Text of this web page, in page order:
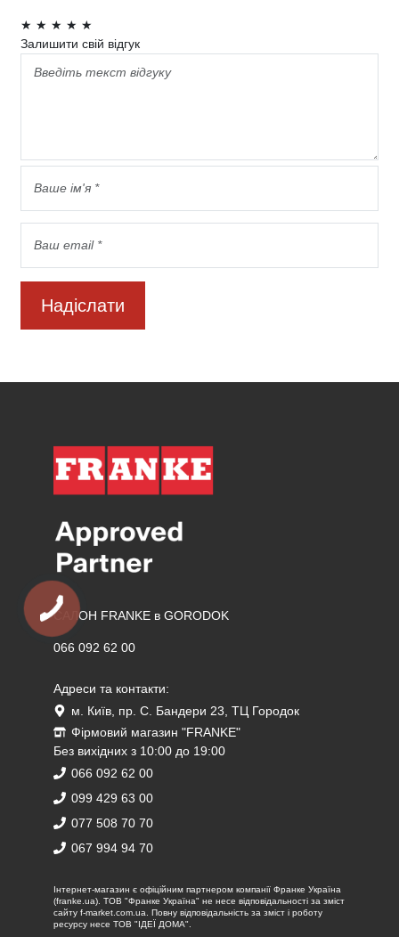
★ ★ ★ ★ ★
Залишити свій відгук
Надіслати
САЛОН FRANKE в GORODOK
066 092 62 00
Адреси та контакти:
м. Київ, пр. С. Бандери 23, ТЦ Городок
Фірмовий магазин "FRANKE"
Без вихідних з 10:00 до 19:00
066 092 62 00
099 429 63 00
077 508 70 70
067 994 94 70
Iнтернет-магазин є офіційним партнером компанії Франке Україна
(franke.ua). ТОВ "Франке Україна" не несе відповідальності за зміст
сайту f-market.com.ua. Повну відповідальність за зміст і роботу
ресурсу несе ТОВ "ІДЕЇ ДОМА".